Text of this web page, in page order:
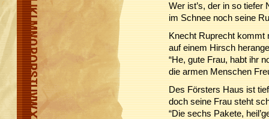
Wer ist’s, der in so tiefer
im Schnee noch seine
Knecht Ruprecht kommt
auf einem Hirsch
“He, gute Frau, habt ihr
die armen Menschen
Des Försters Haus ist
doch seine Frau steht
“Die sechs Pakete,